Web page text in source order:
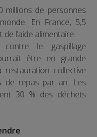
millions de personnes
En France, 5,5
l’aide alimentaire.
le gaspillage
être en grande
collective
de repas par an. Les
30 % des déchets